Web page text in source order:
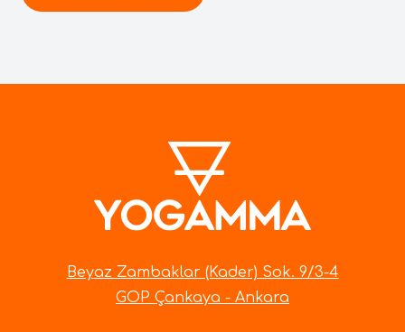
Beyaz Zambaklar (Kader) Sok. 9/3-4
GOP Çankaya - Ankara